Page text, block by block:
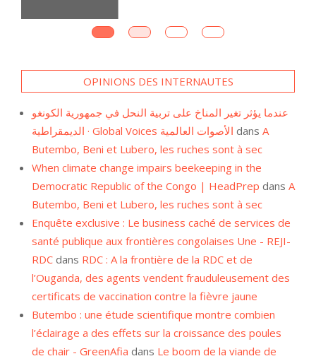
عندما يؤثر تغير المناخ على تربية النحل في جمهورية الكونغو
الديمقراطية · Global Voices الأصوات العالمية dans A
Butembo, Beni et Lubero, les ruches sont à sec
When climate change impairs beekeeping in the
Democratic Republic of the Congo | HeadPrepdans
Butembo, Beni et Lubero, les ruches sont à sec
Enquête exclusive : Le business caché de services de
santé publique aux frontières congolaises Une - REJI-
RDCdansRDC : A la frontière de la RDC et de
l’Ouganda, des agents vendent frauduleusement des
certificats de vaccination contre la fièvre jaune
Butembo : une étude scientifique montre combien
l’éclairage a des effets sur la croissance des poules
de chair - GreenAfiadansLe boom de la viande de
poule à Butembo, au Nord-Kivu